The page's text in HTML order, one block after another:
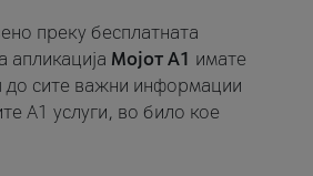
преку бесплатната
апликација Мојот A1 имате
до сите важни информации
A1 услуги, во било кое